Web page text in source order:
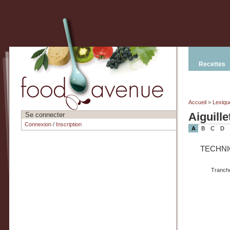
Se connecter
Connexion/ Inscription
Recettes
Accueil >
A B C D